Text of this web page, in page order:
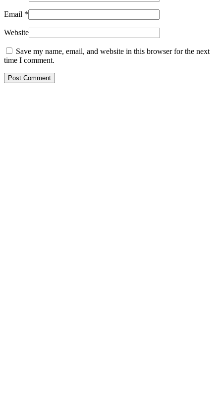
Email *
Website
Save my name, email, and website in this browser for the next
time I comment.